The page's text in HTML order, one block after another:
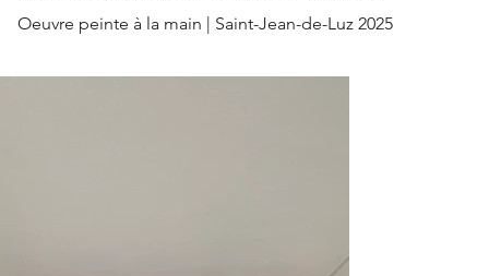
Oeuvre peinte à la main | Saint-Jean-de-Luz 2025